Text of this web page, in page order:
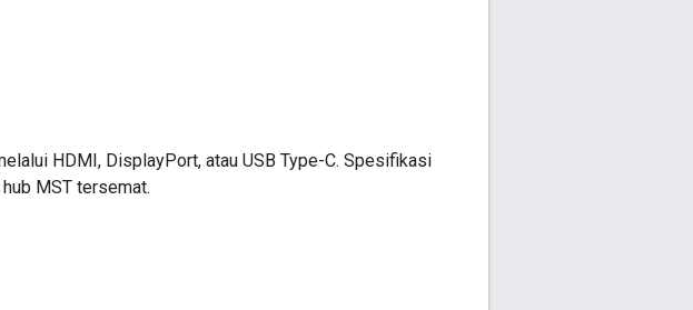
HDMI, DisplayPort, atau USB Type-C. Spesifikasi
MST tersemat.